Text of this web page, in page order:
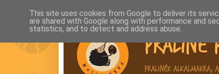
This site uses cookies from Google to deliver its
are shared with Google along with performance and
statistics, and to detect and address abuse.